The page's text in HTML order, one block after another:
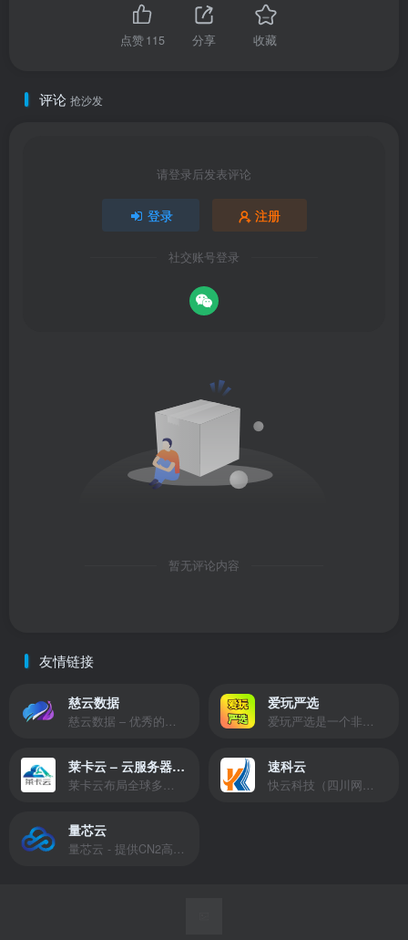
点赞115 分享 收藏
评论 抢沙发
请登录后发表评论
登录 注册
社交账号登录
暂无评论内容
友情链接
慈云数据
慈云数据 – 优秀的云服务器服务商，提供最具有性价比的产品。慈云数据是开发者必不可少的良心云
爱玩严选
爱玩严选是一个非常有保障且性价比极高的虚拟商城，包括但不限于苹果证书、技术指导、会员充值等多种虚拟服务！
莱卡云 – 云服务器提供商
莱卡云布局全球多个地理区域。提供服务有：境外云服务器、国内云服务器、独立服务器、服务器托管、CDN、SSL证书、游戏服务器等业务。
速科云
快云科技（四川网联快云科技有限公司）成立于2021年，主营互联网业务平台服务提供商。公司专注为用户提供低价高性能云计算产品，致力于云计算应用的易用性开发，并引导云计算在国内普及
量芯云
量芯云 - 提供CN2高速香港美国云服务器&专业高防服务器租用等云服务器供应商